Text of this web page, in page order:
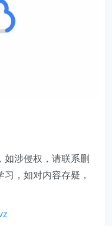
如涉侵权，请联系删
，如对内容存疑，